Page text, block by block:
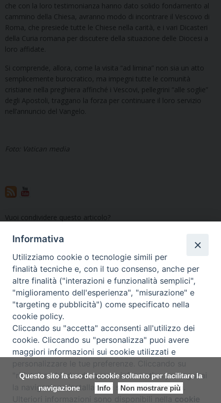
Questo sito fa uso dei cookie soltanto per facilitare la
navigazione
Info Non mostrare più
che con la loro testimonianza hanno dato solido fondamento al
cammino della Chiesa, avranno modo di incontrare il Vescovo di
Roma, che presiede tutte le Chiese nella carità, e i vari Dicasteri
della Curia romana per discutere della situazione delle Diocesi a
loro affidate.
Si comprende, allora, come la visita “ad limina” non sia un atto
semplicemente burocratico, ma impegni tutte le comunità
cristiane nella preghiera affinché i Vescovi, pellegrini “alle soglie”
degli Apostoli, traggano la forza per continuare il loro servizio
nell’annuncio del Vangelo.
Foto: Vatican media
Vuoi condividere questo articolo?
Canto della Calenda di
Natale: le indicazioni
liturgiche
«Celebrare l’inizio della vita
nuova». Il 10 febbraio
incontro diocesano degli
operatori della liturgia
Copyright © Arcidiocesi di Udine
Piazza Patriarcato, 1 - 33100 Udine
(UD) Tel. 0432.414.511 - Fax 0432.511.838 C.F. 80013900305
Informativa
Utilizziamo cookie o tecnologie simili per
finalità tecniche e, con il tuo consenso, anche per
altre finalità ("interazioni e funzionalità semplici",
"miglioramento dell'esperienza", "misurazione" e
"targeting e pubblicità") come specificato nella
cookie policy.
Cliccando su "accetta" acconsenti all'utilizzo dei
cookie. Cliccando su "personalizza" puoi avere
maggiori informazioni sui cookie utilizzati e
"rifiuta" o chiudendo questa informativa proseguirai
la navigazione installando i soli cookie tecnici.